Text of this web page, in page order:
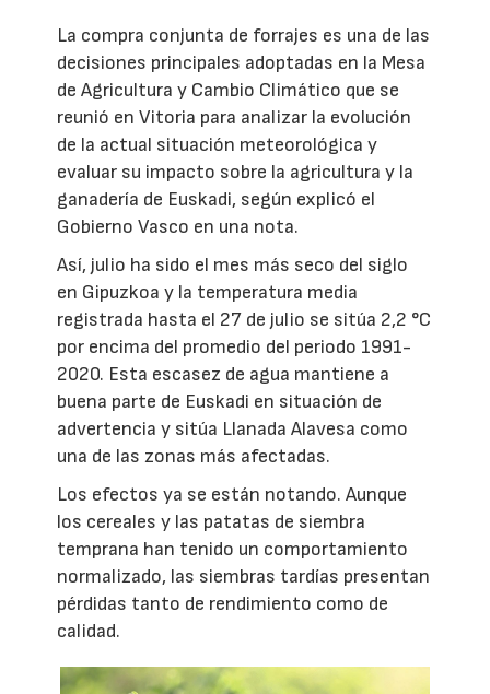
La compra conjunta de forrajes es una de las
decisiones principales adoptadas en la Mesa
de Agricultura y Cambio Climático que se
reunió en Vitoria para analizar la evolución
de la actual situación meteorológica y
evaluar su impacto sobre la agricultura y la
ganadería de Euskadi, según explicó el
Gobierno Vasco en una nota.
Así, julio ha sido el mes más seco del siglo
en Gipuzkoa y la temperatura media
registrada hasta el 27 de julio se sitúa 2,2 °C
por encima del promedio del periodo 1991-
2020. Esta escasez de agua mantiene a
buena parte de Euskadi en situación de
advertencia y sitúa Llanada Alavesa como
una de las zonas más afectadas.
Los efectos ya se están notando. Aunque
los cereales y las patatas de siembra
temprana han tenido un comportamiento
normalizado, las siembras tardías presentan
pérdidas tanto de rendimiento como de
calidad.